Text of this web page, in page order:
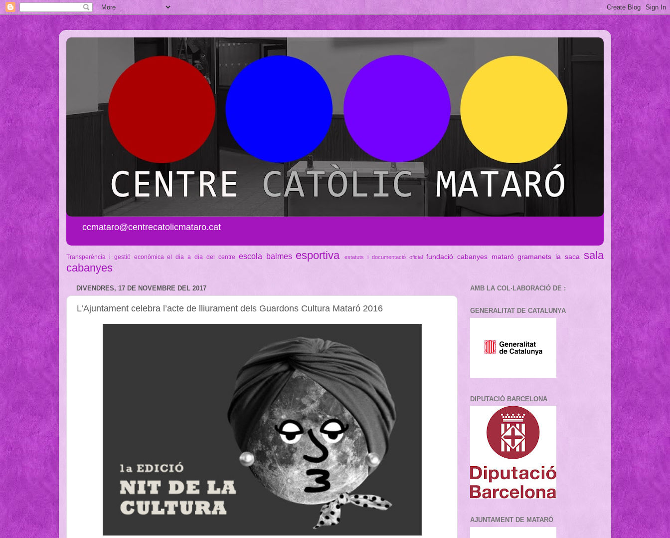
ccmataro@centrecatolicmataro.cat
Transperència i gestió econòmica el dia a dia del centre escola balmes esportiva estatuts i documentació oficial fundació cabanyes mataró gramanets la saca
sala
cabanyes
DIVENDRES, 17 DE NOVEMBRE DEL 2017
L’Ajuntament celebra l’acte de lliurament dels Guardons Cultura Mataró 2016
AMB LA COL·LABORACIÓ DE :
GENERALITAT DE CATALUNYA
DIPUTACIÓ BARCELONA
AJUNTAMENT DE MATARÓ